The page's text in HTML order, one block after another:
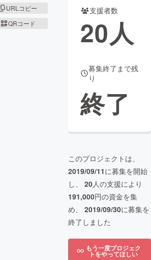
URLコピー
QRコード
支援者数
20人
募集終了まで残
り
終了
このプロジェクトは、
2019/09/11に募集を開始
し、 20人の支援により
191,000円の資金を集
め、 2019/09/30に募集を
終了しました
もう一度プロジェク
トをやってほしい